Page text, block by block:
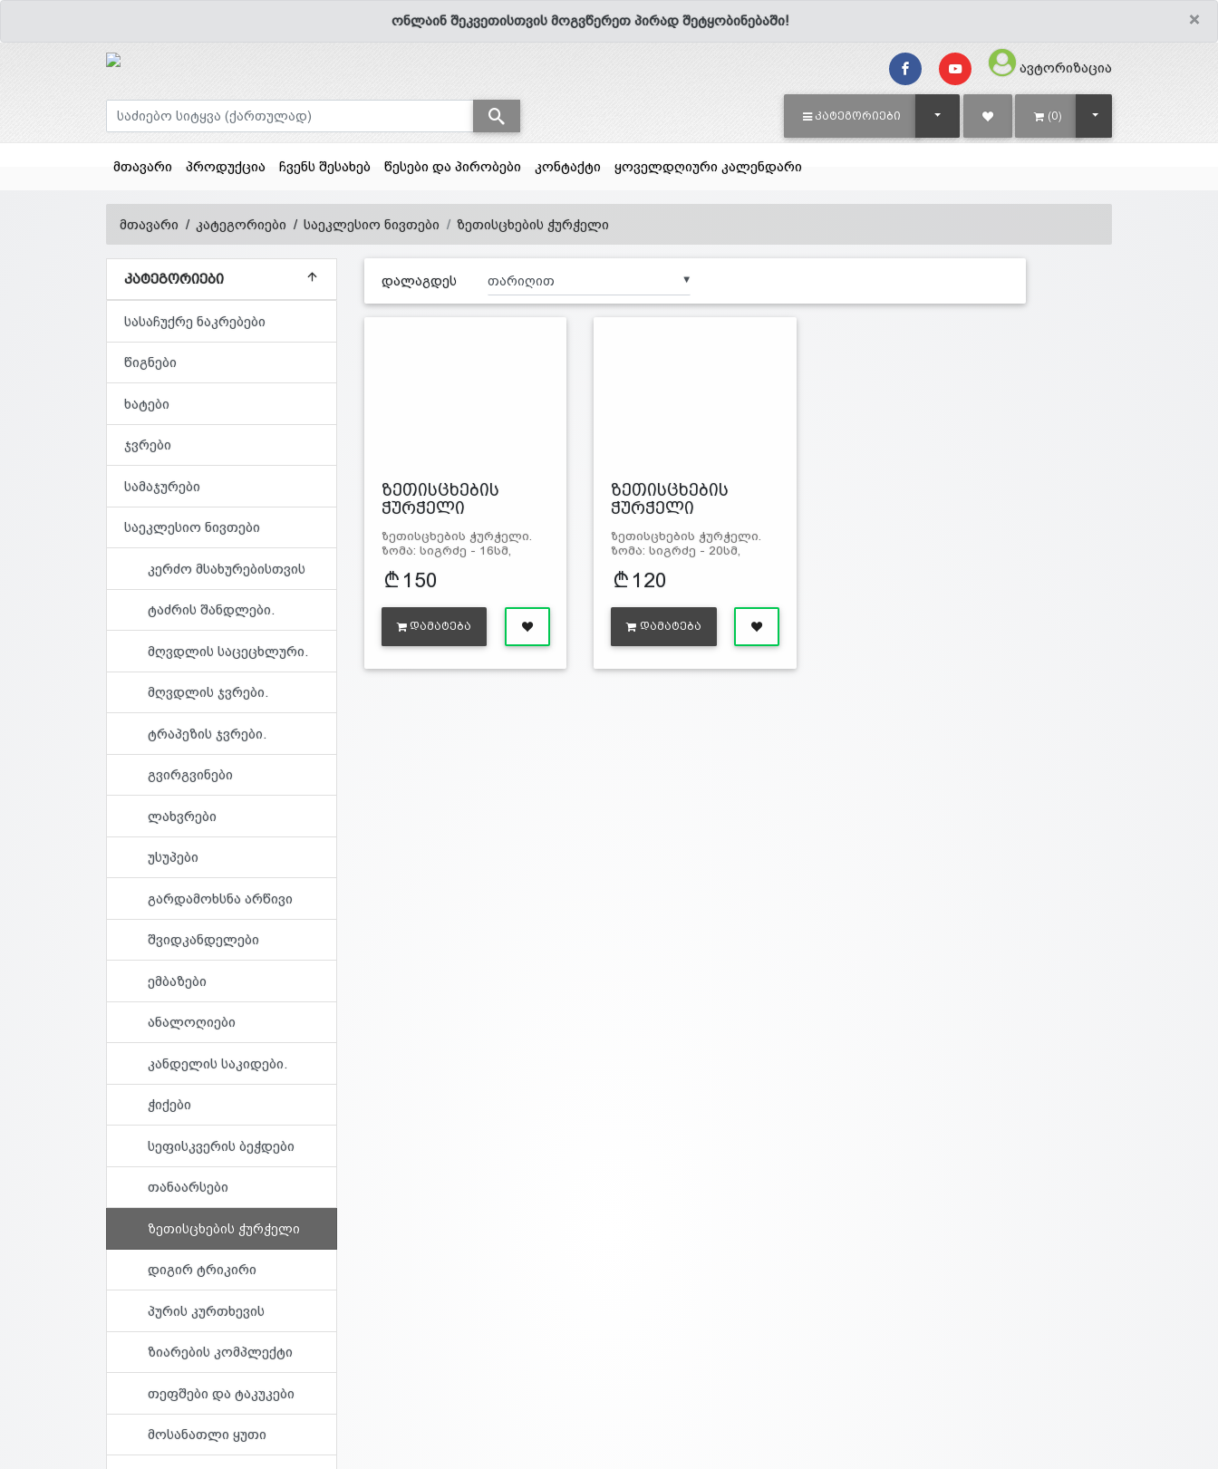
×
ონლაინ შეკვეთისთვის მოგვწერეთ პირად შეტყობინებაში!
ავტორიზაცია
ᲙᲐᲢᲔᲒᲝᲠᲘᲔᲑᲘ TOGGLE DROPDOWN(0) TOGGLE DROPDOWN
მთავარი პროდუქცია ჩვენს შესახებ წესები და პირობები კონტაქტი ყოველდღიური კალენდარი
მთავარი კატეგორიები საეკლესიო ნივთები ზეთისცხების ჭურჭელი
ᲙᲐᲢᲔᲒᲝᲠᲘᲔᲑᲘ
სასაჩუქრე ნაკრებები
წიგნები
ხატები
ჯვრები
სამაჯურები
საეკლესიო ნივთები
კერძო მსახურებისთვის
ტაძრის შანდლები.
მღვდლის საცეცხლური.
მღვდლის ჯვრები.
ტრაპეზის ჯვრები.
გვირგვინები
ლახვრები
უსუპები
გარდამოხსნა არწივი
შვიდკანდელები
ემბაზები
ანალოღიები
კანდელის საკიდები.
ჭიქები
სეფისკვერის ბეჭდები
თანაარსები
ზეთისცხების ჭურჭელი
დიგირ ტრიკირი
პურის კურთხევის
ზიარების კომპლექტი
თეფშები და ტაკუკები
მოსანათლი ყუთი
დალაგდეს ▼
ზეთისცხების
ჭურჭელი
ზეთისცხების ჭურჭელი.
ზომა: სიგრძე - 16სმ,
150
ᲓᲐᲛᲐᲢᲔᲑᲐ
ზეთისცხების
ჭურჭელი
ზეთისცხების ჭურჭელი.
ზომა: სიგრძე - 20სმ,
120
ᲓᲐᲛᲐᲢᲔᲑᲐ